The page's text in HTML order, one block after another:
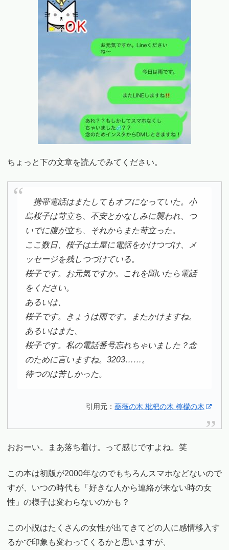
ちょっと下の文章を読んでみてください。
携帯電話はまたしてもオフになっていた。小
島桜子は苛立ち、不安とかなしみに襲われ、つ
いでに腹が立ち、それからまた苛立った。
ここ数日、桜子は土屋に電話をかけつづけ、メ
ッセージを残しつづけている。
桜子です。お元気ですか。これを聞いたら電話
をください。
あるいは、
桜子です。きょうは雨です。またかけますね。
あるいはまた、
桜子です。私の電話番号忘れちゃいました？念
のために言いますね。3203……。
待つのは苦しかった。
引用元： 薔薇の木 枇杷の木 檸檬の木
おおーい。まあ落ち着け。って感じですよね。笑
この本は初版が2000年なのでもちろんスマホなどないので
すが、いつの時代も「好きな人から連絡が来ない時の女
性」の様子は変わらないのかも？
この小説はたくさんの女性が出てきてどの人に感情移入す
るかで印象も変わってくるかと思いますが、